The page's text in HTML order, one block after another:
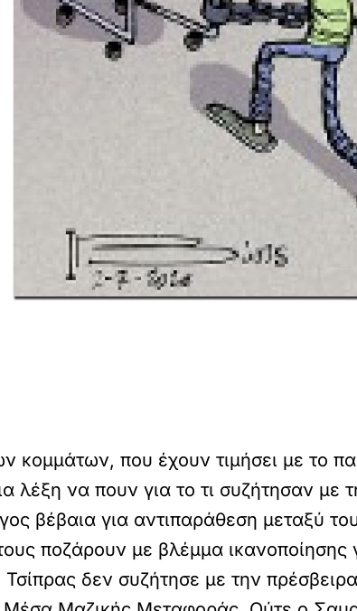
κομμάτων, που έχουν τιμήσει με το
λέξη να πουν για το τι συζήτησαν με
βέβαια για αντιπαράθεση μεταξύ
ποζάρουν με βλέμμα ικανοποίησης
δεν συζήτησε με την